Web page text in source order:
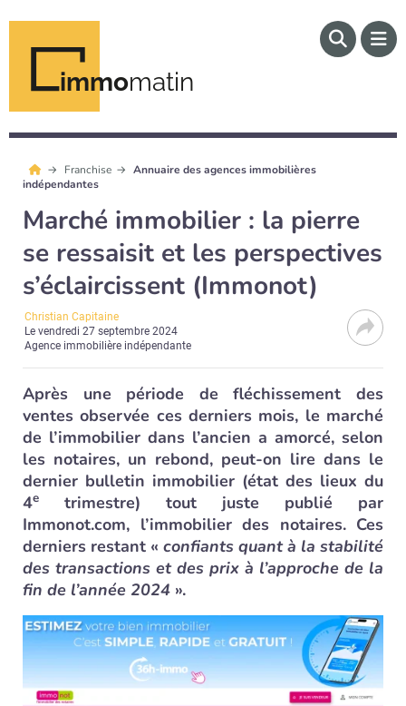
immomatin
Franchise
Annuaire des agences immobilières
indépendantes
Marché immobilier : la pierre
se ressaisit et les perspectives
s’éclaircissent (Immonot)
Christian Capitaine
Levendredi 27 septembre 2024
Agence immobilière indépendante
Après une période de fléchissement des
ventes observée ces derniers mois, le marché
de l’immobilier dans l’ancien a amorcé, selon
les notaires, un rebond, peut-on lire dans le
dernier bulletin immobilier (état des lieux du
4e
trimestre) tout juste publié par
Immonot.com, l’immobilier des notaires. Ces
derniers restant « confiants quant à la stabilité
des transactions et des prix à l’approche de la
fin de l’année 2024 ».